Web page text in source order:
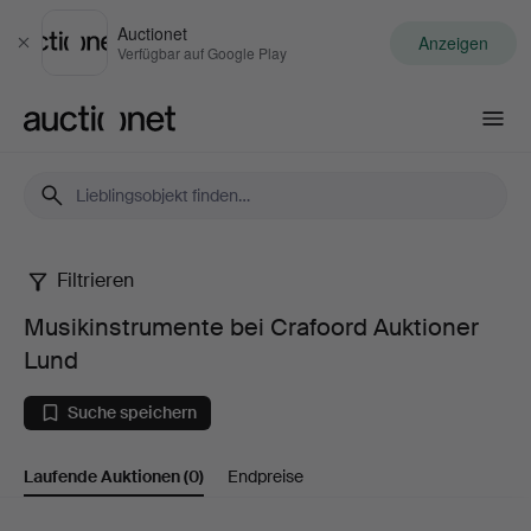
Schließen
Auctionet
Verfügbar auf Google Play Anzeigen
Musikinstrumente
bei
Crafoord
Auktioner
Filtrieren
Musikinstrumente bei Crafoord Auktioner
Lund
Suche speichern
Laufende Auktionen(0) Endpreise